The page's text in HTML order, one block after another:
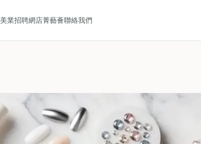
美業招聘網店菁藝薈聯絡我們